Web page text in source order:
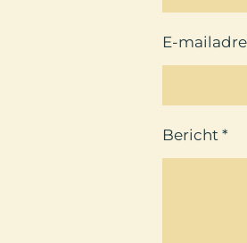
E-
Bericht *